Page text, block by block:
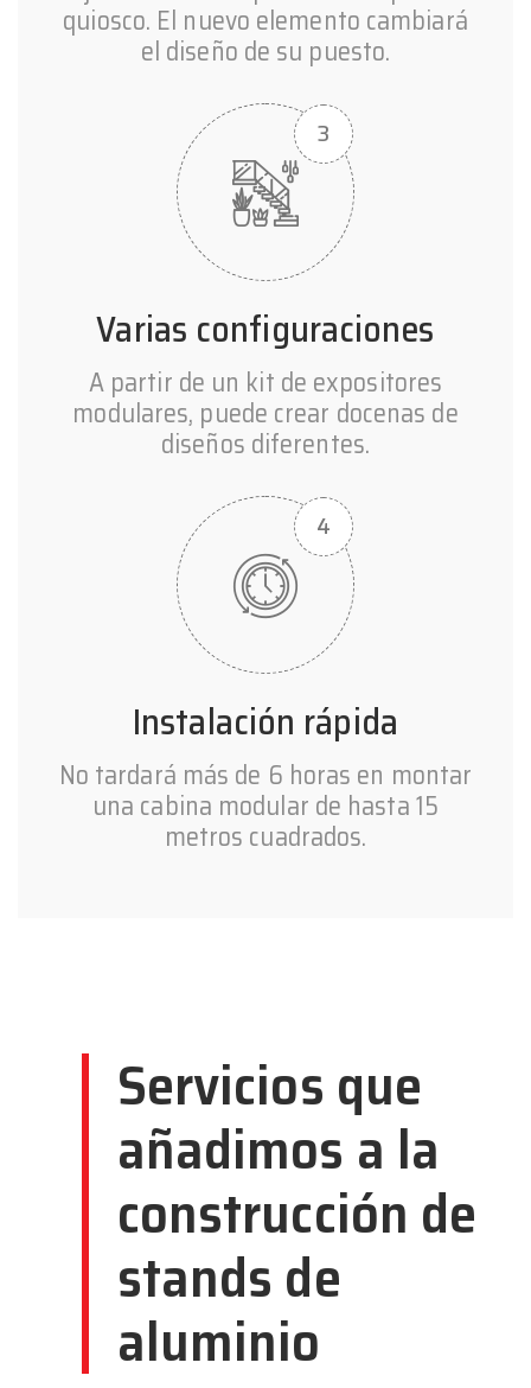
quiosco. El nuevo elemento cambiará
el diseño de su puesto.
Varias configuraciones
A partir de un kit de expositores
modulares, puede crear docenas de
diseños diferentes.
Instalación rápida
No tardará más de 6 horas en montar
una cabina modular de hasta 15
metros cuadrados.
Servicios que
añadimos a la
construcción de
stands de
aluminio